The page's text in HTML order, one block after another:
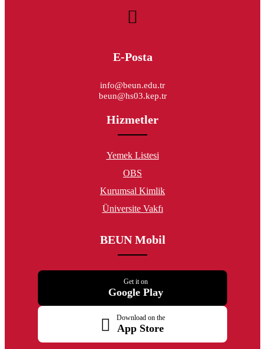
E-Posta
info@beun.edu.tr
beun@hs03.kep.tr
Hizmetler
Yemek Listesi
OBS
Kurumsal Kimlik
Üniversite Vakfı
BEUN Mobil
Get it on
Google Play
Download on the
App Store